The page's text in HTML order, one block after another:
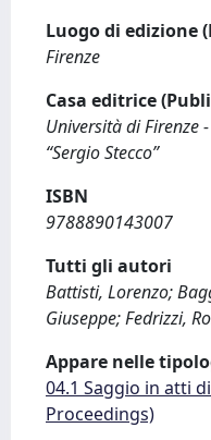
Luogo di edizione
Firenze
Casa editrice
Università di Firenze
“Sergio Stecco”
ISBN
9788890143007
Tutti gli autori
Battisti, Lorenzo;
Giuseppe; Fedrizzi,
Appare nelle
04.1 Saggio in atti
Proceedings)